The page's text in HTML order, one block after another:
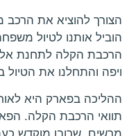
הצורך להוציא את
הוביל אותנו לטיול
הרכבת הקלה לתחנת
ויפה והתחלנו את
ההליכה בפארק היא
תוואי הרכבת הקלה.